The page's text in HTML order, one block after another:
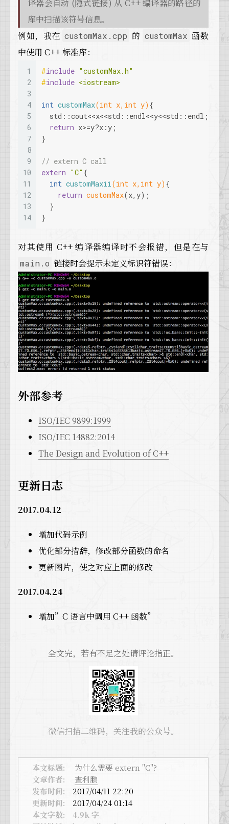
译器会自动 (隐式链接) 从 C++ 编译器的路径的
库中扫描该符号信息。
例如，我在 customMax.cpp 的 customMax 函数
中使用 C++ 标准库：
1
2
3
4
5
6
7
8
9
10
11
12
13
14
#include "customMax.h"
#include <iostream>
int customMax(int x, int y) {
  std::cout<<x<<std::endl<<y<<std::endl;
return x>=y?x:y;
}
// extern C call
extern "C" {
int customMaxii (int x, int y) {
return customMax(x,y);
  }
}
对其使用 C++ 编译器编译时不会报错，但是在与
main.o 链接时会提示未定义标识符错误：
外部参考
ISO/IEC 9899:1999
ISO/IEC 14882:2014
The Design and Evolution of C++
更新日志
2017.04.12
增加代码示例
优化部分措辞，修改部分函数的命名
更新图片，使之对应上面的修改
2017.04.24
增加”C 语言中调用 C++ 函数”
全文完，若有不足之处请评论指正。
微信扫描二维码，关注我的公众号。
本文标题:
为什么需要 extern "C"?
文章作者:
查利鹏
发布时间:
2017/04/11 22:20
更新时间:
2017/04/24 01:14
本文字数:
4.9k 字